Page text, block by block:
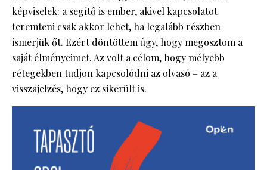
képviselek: a segítő is ember, akivel kapcsolatot
teremteni csak akkor lehet, ha legalább részben
ismerjük őt. Ezért döntöttem úgy, hogy megosztom a
saját élményeimet. Az volt a célom, hogy mélyebb
rétegekben tudjon kapcsolódni az olvasó – az a
visszajelzés, hogy ez sikerült is.